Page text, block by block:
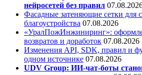
нейросетей без правил
Фасадные затеняющие сетки для
благоустройства 07.08.2026
«УралПожИнжиниринг»:
возвратов и доработок 07.08.2026
Изменения API, SDK, правил и
одном источнике 07.08.2026
UDV Group: ИИ-чат-боты